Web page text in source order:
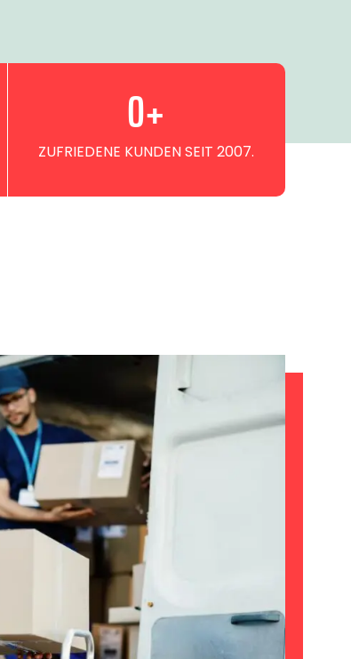
ZUFRIEDENE KUNDEN SEIT 2007.
0+